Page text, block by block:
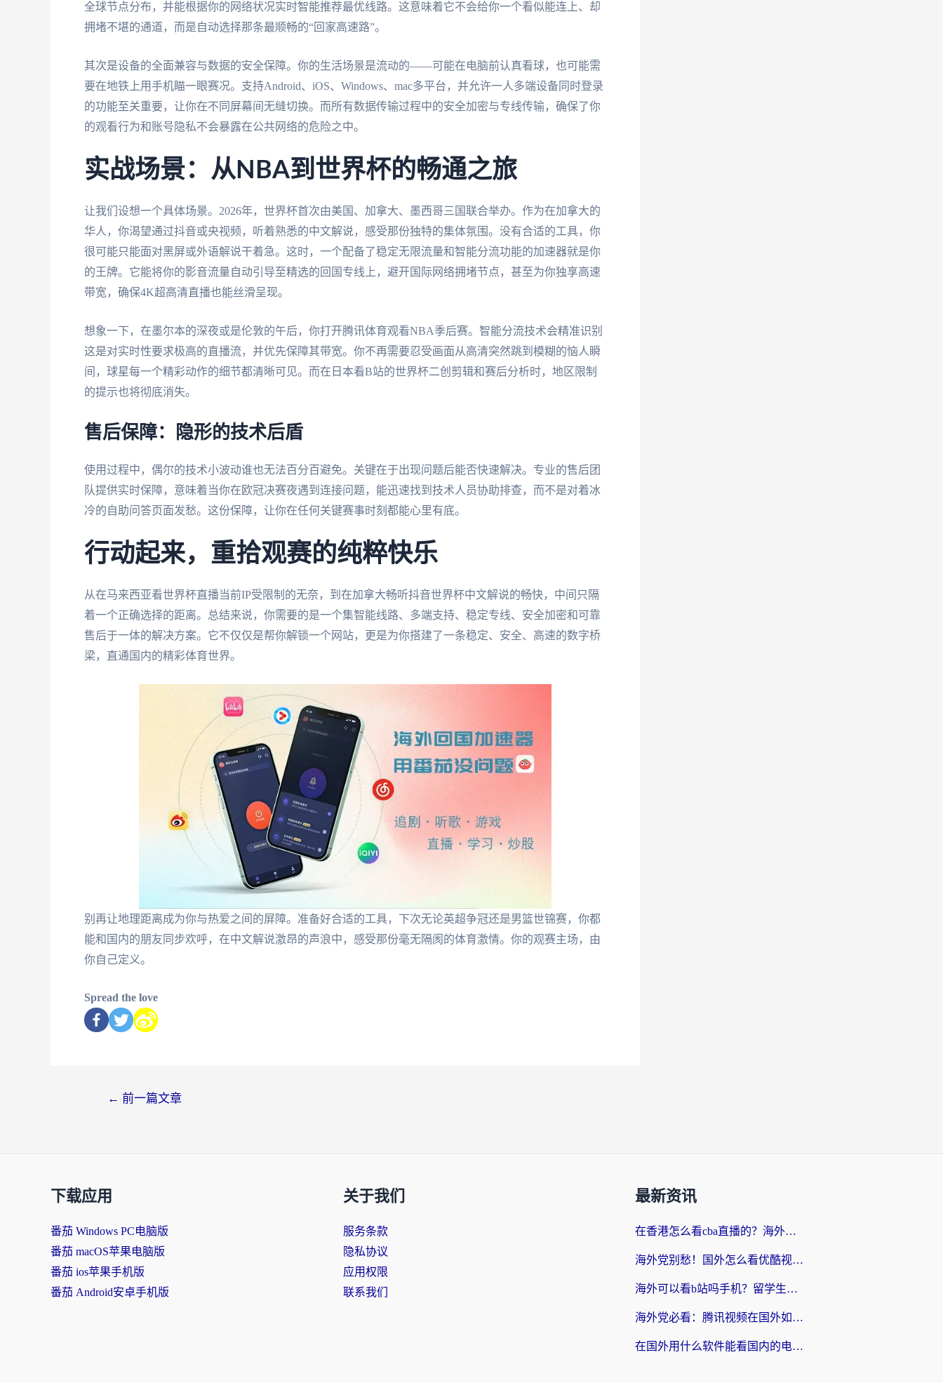
全球节点分布，并能根据你的网络状况实时智能推荐最优线路。这意味着它不会给你一个看似能连上、却
拥堵不堪的通道，而是自动选择那条最顺畅的“回家高速路”。
其次是设备的全面兼容与数据的安全保障。你的生活场景是流动的——可能在电脑前认真看球，也可能需
要在地铁上用手机瞄一眼赛况。支持Android、iOS、Windows、mac多平台，并允许一人多端设备同时登录
的功能至关重要，让你在不同屏幕间无缝切换。而所有数据传输过程中的安全加密与专线传输，确保了你
的观看行为和账号隐私不会暴露在公共网络的危险之中。
实战场景：从NBA到世界杯的畅通之旅
让我们设想一个具体场景。2026年，世界杯首次由美国、加拿大、墨西哥三国联合举办。作为在加拿大的
华人，你渴望通过抖音或央视频，听着熟悉的中文解说，感受那份独特的集体氛围。没有合适的工具，你
很可能只能面对黑屏或外语解说干着急。这时，一个配备了稳定无限流量和智能分流功能的加速器就是你
的王牌。它能将你的影音流量自动引导至精选的回国专线上，避开国际网络拥堵节点，甚至为你独享高速
带宽，确保4K超高清直播也能丝滑呈现。
想象一下，在墨尔本的深夜或是伦敦的午后，你打开腾讯体育观看NBA季后赛。智能分流技术会精准识别
这是对实时性要求极高的直播流，并优先保障其带宽。你不再需要忍受画面从高清突然跳到模糊的恼人瞬
间，球星每一个精彩动作的细节都清晰可见。而在日本看B站的世界杯二创剪辑和赛后分析时，地区限制
的提示也将彻底消失。
售后保障：隐形的技术后盾
使用过程中，偶尔的技术小波动谁也无法百分百避免。关键在于出现问题后能否快速解决。专业的售后团
队提供实时保障，意味着当你在欧冠决赛夜遇到连接问题，能迅速找到技术人员协助排查，而不是对着冰
冷的自助问答页面发愁。这份保障，让你在任何关键赛事时刻都能心里有底。
行动起来，重拾观赛的纯粹快乐
从在马来西亚看世界杯直播当前IP受限制的无奈，到在加拿大畅听抖音世界杯中文解说的畅快，中间只隔
着一个正确选择的距离。总结来说，你需要的是一个集智能线路、多端支持、稳定专线、安全加密和可靠
售后于一体的解决方案。它不仅仅是帮你解锁一个网站，更是为你搭建了一条稳定、安全、高速的数字桥
梁，直通国内的精彩体育世界。
别再让地理距离成为你与热爱之间的屏障。准备好合适的工具，下次无论英超争冠还是男篮世锦赛，你都
能和国内的朋友同步欢呼，在中文解说激昂的声浪中，感受那份毫无隔阂的体育激情。你的观赛主场，由
你自己定义。
Spread the love
← 前一篇文章
下载应用
番茄 Windows PC电脑版
番茄 macOS苹果电脑版
番茄 ios苹果手机版
番茄 Android安卓手机版
关于我们
服务条款
隐私协议
应用权限
联系我们
最新资讯
在香港怎么看cba直播的？海外党体育观赛终极指南：告别版权限制，畅享中文解说
海外党别愁！国外怎么看优酷视频？一招解决追剧、看直播难题
海外可以看b站吗手机？留学生亲测有效的回国加速指南
海外党必看：腾讯视频在国外如何解除地域限制？附优酷咪咕使用指南
在国外用什么软件能看国内的电视剧啊？留学生亲测有效的回国加速方案